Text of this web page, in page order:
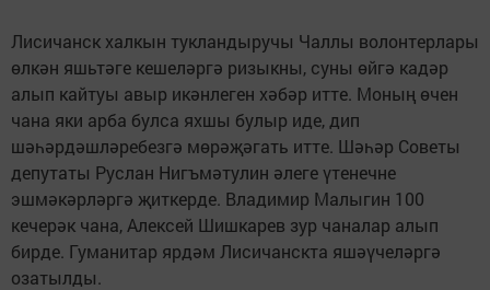
Лисичанск халкын тукландыручы Чаллы волонтерлары
өлкән яшьтәге кешеләргә ризыкны, суны өйгә кадәр
алып кайтуы авыр икәнлеген хәбәр итте. Моның өчен
чана яки арба булса яхшы булыр иде, дип
шәһәрдәшләребезгә мөрәҗәгать итте. Шәһәр Советы
депутаты Руслан Нигъмәтулин әлеге үтенечне
эшмәкәрләргә җиткерде. Владимир Малыгин 100
кечерәк чана, Алексей Шишкарев зур чаналар алып
бирде. Гуманитар ярдәм Лисичанскта яшәүчеләргә
озатылды.